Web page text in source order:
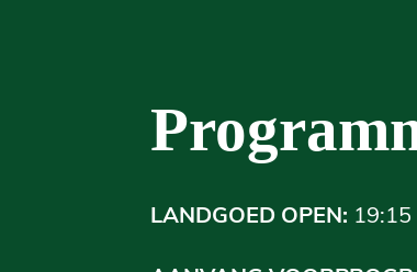
LANDGOED OPEN: